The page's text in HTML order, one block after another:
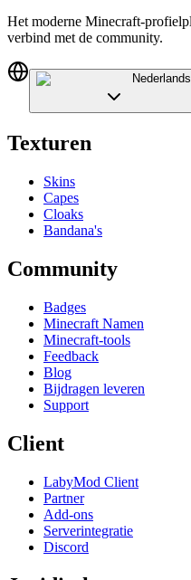
Het moderne Minecraft-
verbind met de community.
Nederlands
Texturen
Skins
Capes
Cloaks
Bandana's
Community
Badges
Minecraft Namen
Minecraft-tools
Feedback
Blog
Bijdragen leveren
Support
Client
LabyMod Client
Partner
Add-ons
Serverintegratie
Discord